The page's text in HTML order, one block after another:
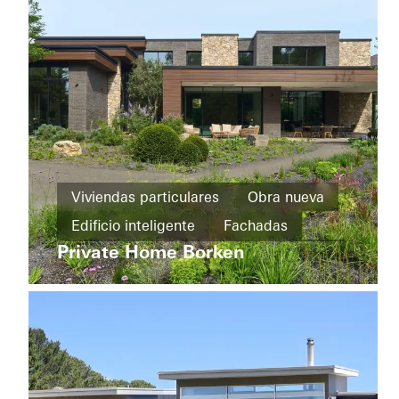
Viviendas
particulares
Obra
nueva
Cradle-
to-
Cradle
y
estética
House
of
Straw
Viviendas particulares
Obra nueva
Edificio inteligente
Fachadas
Puertas correderas
Automatización
Germany
Private Home Borken